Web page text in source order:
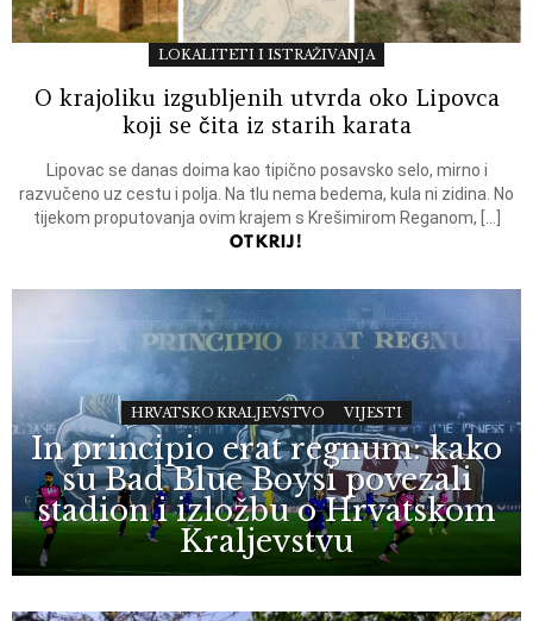
LOKALITETI I ISTRAŽIVANJA
O krajoliku izgubljenih utvrda oko Lipovca
koji se čita iz starih karata
Lipovac se danas doima kao tipično posavsko selo, mirno i
razvučeno uz cestu i polja. Na tlu nema bedema, kula ni zidina. No
tijekom proputovanja ovim krajem s Krešimirom Reganom, […]
OTKRIJ!
HRVATSKO KRALJEVSTVO VIJESTI
In principio erat regnum: kako
su Bad Blue Boysi povezali
stadion i izložbu o Hrvatskom
Kraljevstvu